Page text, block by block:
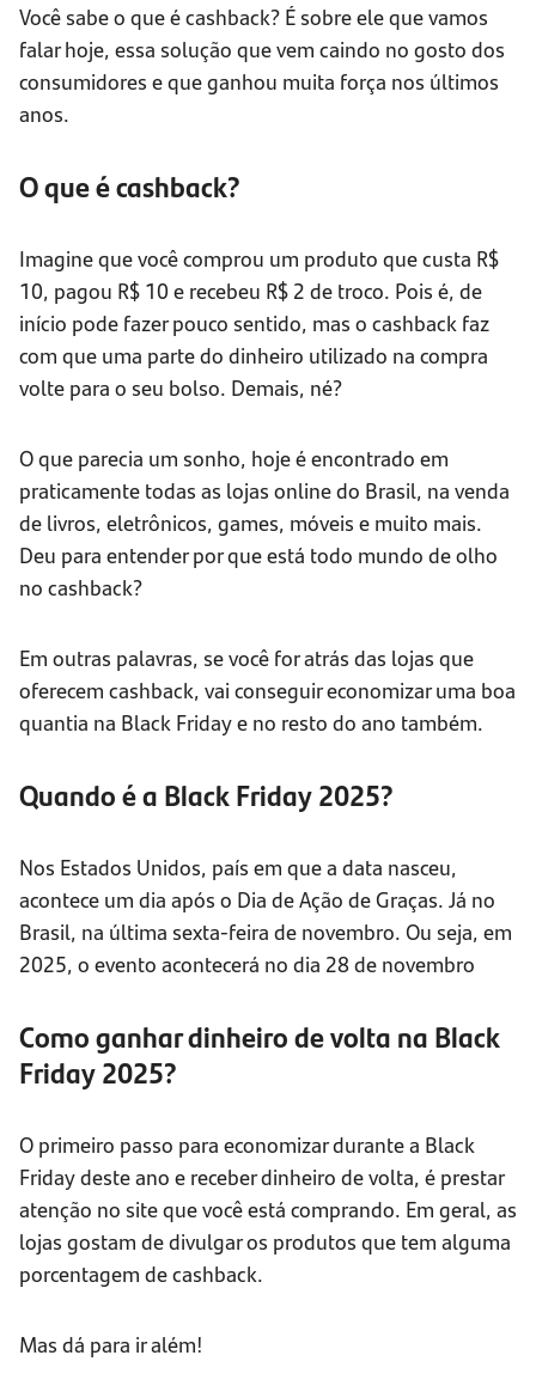
Você sabe o que é cashback? É sobre ele que vamos
falar hoje, essa solução que vem caindo no gosto dos
consumidores e que ganhou muita força nos últimos
anos.
O que é cashback?
Imagine que você comprou um produto que custa R$
10, pagou R$ 10 e recebeu R$ 2 de troco. Pois é, de
início pode fazer pouco sentido, mas o cashback faz
com que uma parte do dinheiro utilizado na compra
volte para o seu bolso. Demais, né?
O que parecia um sonho, hoje é encontrado em
praticamente todas as lojas online do Brasil, na venda
de livros, eletrônicos, games, móveis e muito mais.
Deu para entender por que está todo mundo de olho
no cashback?
Em outras palavras, se você for atrás das lojas que
oferecem cashback, vai conseguir economizar uma boa
quantia na Black Friday e no resto do ano também.
Quando é a Black Friday 2025?
Nos Estados Unidos, país em que a data nasceu,
acontece um dia após o Dia de Ação de Graças. Já no
Brasil, na última sexta-feira de novembro. Ou seja, em
2025, o evento acontecerá no dia 28 de novembro
Como ganhar dinheiro de volta na Black
Friday 2025?
O primeiro passo para economizar durante a Black
Friday deste ano e receber dinheiro de volta, é prestar
atenção no site que você está comprando. Em geral, as
lojas gostam de divulgar os produtos que tem alguma
porcentagem de cashback.
Mas dá para ir além!